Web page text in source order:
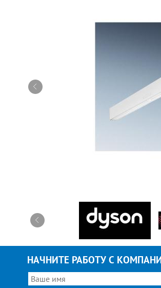
НАЧНИТЕ РАБОТУ С